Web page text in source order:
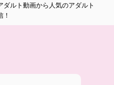
ルト動画から人気のアダルト